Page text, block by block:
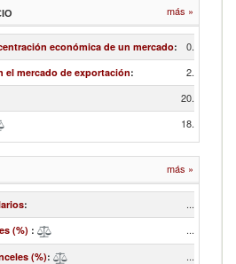
más »
económica de un mercado: 0.14
el mercado de exportación: 2.95
20.90
18.83
más »
: ...
(%) : ...
(%): ...